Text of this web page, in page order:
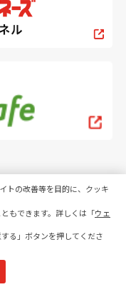
スマートフォン
rights reserved.
トの改善等を目的に、クッキ
もできます。詳しくは「ウェ
る」ボタンを押してくださ